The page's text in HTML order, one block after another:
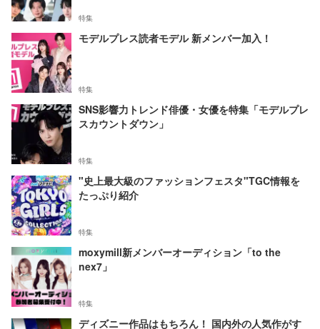
特集
モデルプレス読者モデル 新メンバー加入！
特集
SNS影響力トレンド俳優・女優を特集「モデルプレ
スカウントダウン」
特集
"史上最大級のファッションフェスタ"TGC情報を
たっぷり紹介
特集
moxymill新メンバーオーディション「to the
nex7」
特集
ディズニー作品はもちろん！ 国内外の人気作がす